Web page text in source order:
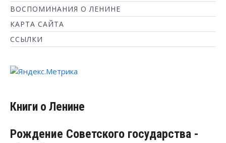
ВОСПОМИНАНИЯ О ЛЕНИНЕ
КАРТА САЙТА
ССЫЛКИ
Книги о Ленине
Рождение Советского государства -